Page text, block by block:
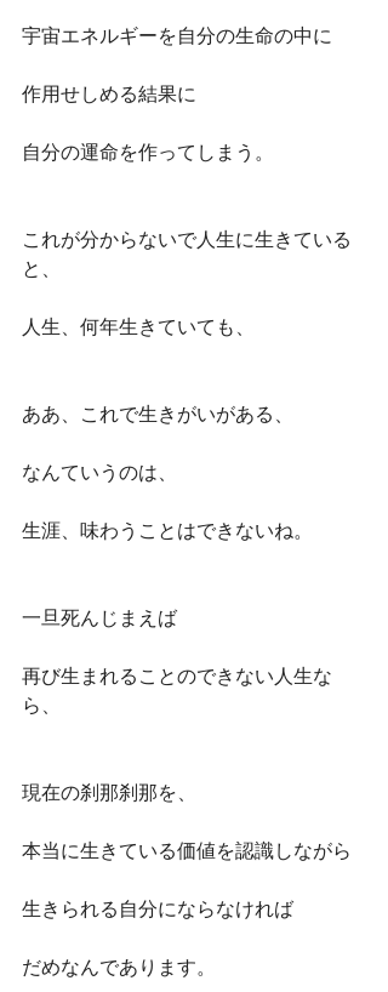
宇宙エネルギーを自分の生命の中に
作用せしめる結果に
自分の運命を作ってしまう。
これが分からないで人生に生きている
と、
人生、何年生きていても、
ああ、これで生きがいがある、
なんていうのは、
生涯、味わうことはできないね。
一旦死んじまえば
再び生まれることのできない人生な
ら、
現在の刹那刹那を、
本当に生きている価値を認識しながら
生きられる自分にならなければ
だめなんであります。